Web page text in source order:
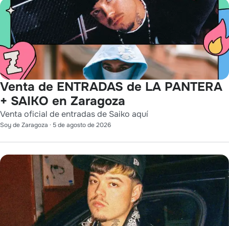
Venta de ENTRADAS de LA PANTERA
+ SAIKO en Zaragoza
Venta oficial de entradas de Saiko aquí
Soy de Zaragoza · 5 de agosto de 2026